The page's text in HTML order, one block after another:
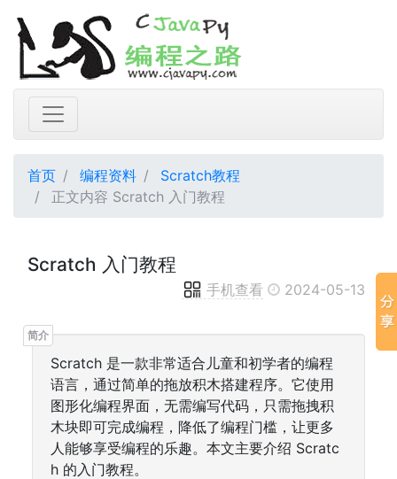
首页 编程资料
Scratch教程
正文内容 Scratch 入门教程
Scratch 入门教程
手机查看 2024-05-13
Scratch 是一款非常适合儿童和初学者的编程
语言，通过简单的拖放积木搭建程序。它使用
图形化编程界面，无需编写代码，只需拖拽积
木块即可完成编程，降低了编程门槛，让更多
人能够享受编程的乐趣。本文主要介绍 Scratc
h 的入门教程。